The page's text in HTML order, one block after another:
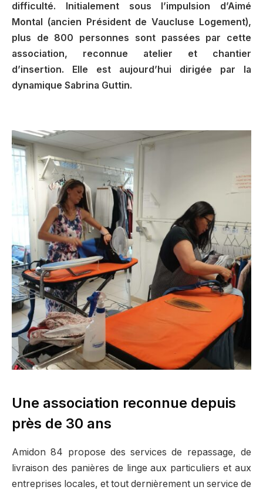
difficulté. Initialement sous l’impulsion d’Aimé
Montal (ancien Président de Vaucluse Logement),
plus de 800 personnes sont passées par cette
association, reconnue atelier et chantier
d’insertion. Elle est aujourd’hui dirigée par la
dynamique Sabrina Guttin.
Une association reconnue depuis
près de 30 ans
Amidon 84 propose des services de repassage, de
livraison des panières de linge aux particuliers et aux
entreprises locales, et tout dernièrement un service de